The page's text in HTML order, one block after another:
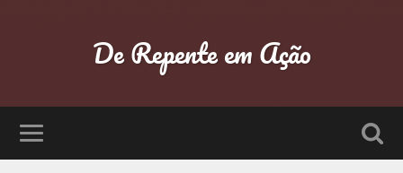
De Repente em Ação